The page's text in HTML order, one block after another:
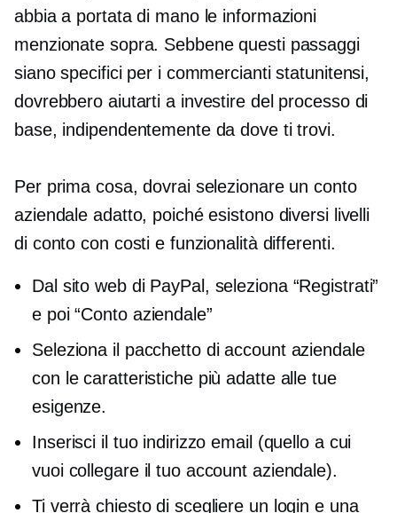
abbia a portata di mano le informazioni
menzionate sopra. Sebbene questi passaggi
siano specifici per i commercianti statunitensi,
dovrebbero aiutarti a investiredel processo di
base, indipendentemente da dove ti trovi.
Per prima cosa, dovrai selezionare un conto
aziendale adatto, poiché esistono diversi livelli
di conto con costi e funzionalità differenti.
Dal sito web di PayPal, seleziona “Registrati”
e poi “Conto aziendale”
Seleziona il pacchetto di account aziendale
con le caratteristiche più adatte alle tue
esigenze.
Inserisci il tuo indirizzo email (quello a cui
vuoi collegare il tuo account aziendale).
Ti verrà chiesto di scegliere un login e una